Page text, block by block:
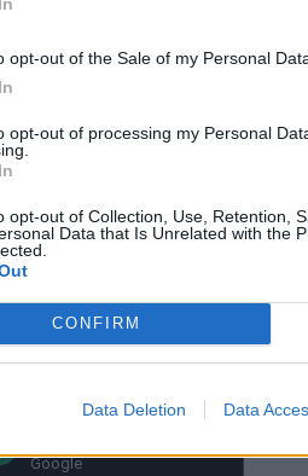
opt-out of the Sale of my Personal
opt-out of processing my Personal
opt-out of Collection, Use, Retention,
Data that Is Unrelated with the
CONFIRM
Data Deletion Data
Google